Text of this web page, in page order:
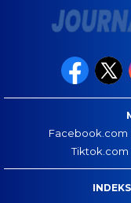
Facebook.com
Tiktok.com
INDEKS